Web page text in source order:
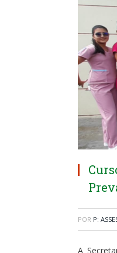
POR P:
A